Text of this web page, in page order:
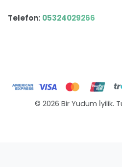
Telefon: 05324029266
© 2026 Bir Yudum İyilik.